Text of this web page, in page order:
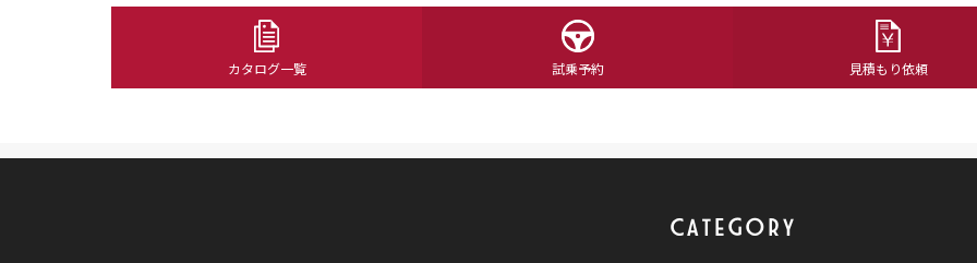
カタログ一覧 試乗予約 見積もり依頼
CATEGORY